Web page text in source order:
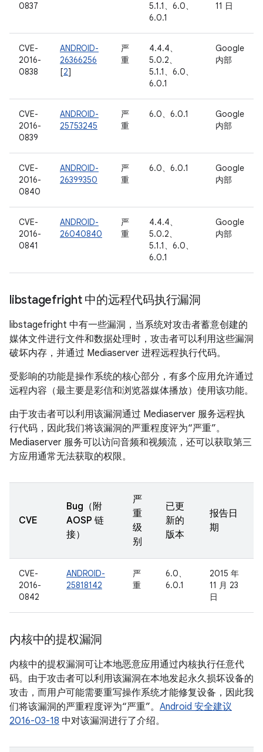
0837
5.1.1、6.0、
6.0.1
11 日
CVE-
2016-
0838
ANDROID-
26366256
[2]
严
重
4.4.4、
5.0.2、
5.1.1、6.0、
6.0.1
Google
内部
CVE-
2016-
0839
ANDROID-
25753245
严
重
6.0、6.0.1
Google
内部
CVE-
2016-
0840
ANDROID-
26399350
严
重
6.0、6.0.1
Google
内部
CVE-
2016-
0841
ANDROID-
26040840
严
重
4.4.4、
5.0.2、
5.1.1、6.0、
6.0.1
Google
内部
libstagefright 中的远程代码执行漏洞
libstagefright 中有一些漏洞，当系统对攻击者蓄意创建的
媒体文件进行文件和数据处理时，攻击者可以利用这些漏洞
破坏内存，并通过 Mediaserver 进程远程执行代码。
受影响的功能是操作系统的核心部分，有多个应用允许通过
远程内容（最主要是彩信和浏览器媒体播放）使用该功能。
由于攻击者可以利用该漏洞通过 Mediaserver 服务远程执
行代码，因此我们将该漏洞的严重程度评为“严重”。
Mediaserver 服务可以访问音频和视频流，还可以获取第三
方应用通常无法获取的权限。
CVE
Bug（附
AOSP 链
接）
严
重
级
别
已更
新的
版本
报告日
期
CVE-
2016-
0842
ANDROID-
25818142
严
重
6.0、
6.0.1
2015 年
11 月 23
日
内核中的提权漏洞
内核中的提权漏洞可让本地恶意应用通过内核执行任意代
码。由于攻击者可以利用该漏洞在本地发起永久损坏设备的
攻击，而用户可能需要重写操作系统才能修复设备，因此我
们将该漏洞的严重程度评为“严重”。 Android 安全建议
2016-03-18 中对该漏洞进行了介绍。